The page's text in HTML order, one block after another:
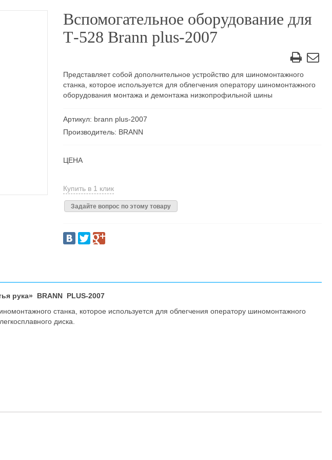
Вспомогательное оборудование для
Т-528 Brann plus-2007
Представляет собой дополнительное устройство для шиномонтажного
станка, которое используется для облегчения оператору шиномонтажного
оборудования монтажа и демонтажа низкопрофильной шины
Артикул: brann plus-2007
Производитель: BRANN
ЦЕНА
Купить в 1 клик
Задайте вопрос по этому товару
рука» BRANN PLUS-2007
станка, которое используется для облегчения оператору шиномонтажного
диска.